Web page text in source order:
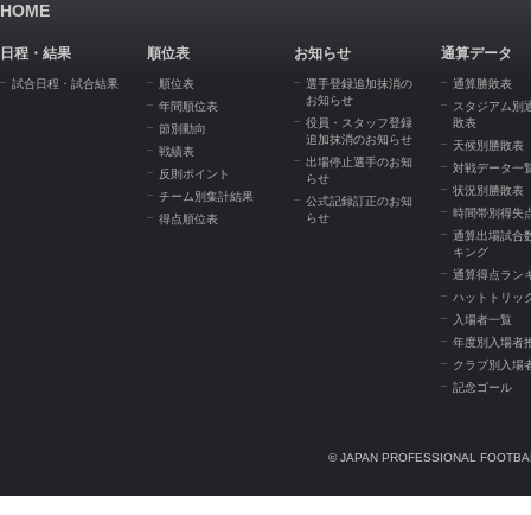
HOME
日程・結果
試合日程・試合結果
順位表
順位表
年間順位表
節別動向
戦績表
反則ポイント
チーム別集計結果
得点順位表
お知らせ
選手登録追加抹消の
お知らせ
役員・スタッフ登録
追加抹消のお知らせ
出場停止選手のお知
らせ
公式記録訂正のお知
らせ
通算データ
通算勝敗表
スタジアム別
敗表
天候別勝敗表
対戦データ一
状況別勝敗表
時間帯別得失
通算出場試合
キング
通算得点ラン
ハットトリッ
入場者一覧
年度別入場者
クラブ別入場
記念ゴール
© JAPAN PROFESSIONAL